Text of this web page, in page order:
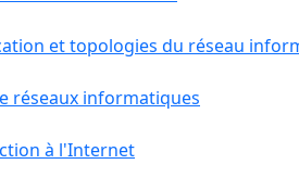
et topologies du réseau
réseaux informatiques
à l'Internet